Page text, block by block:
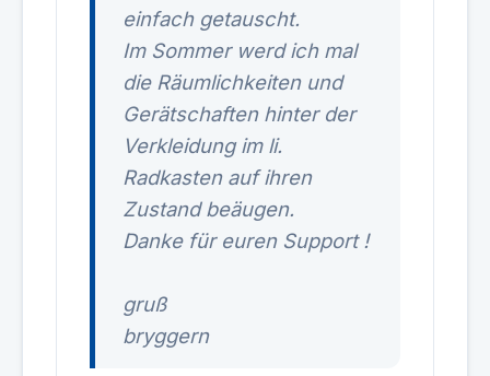
einfach getauscht.
Im Sommer werd ich mal
die Räumlichkeiten und
Gerätschaften hinter der
Verkleidung im li.
Radkasten auf ihren
Zustand beäugen.
Danke für euren Support !
gruß
bryggern